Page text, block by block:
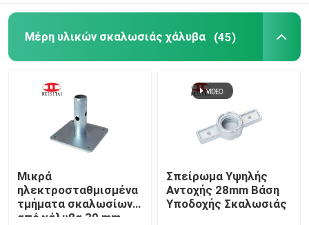
Σφυρηλατημένος υλικά σκαλωσιάς συζευκτήρας
Μίσχος βαλβίδων χάλυβα
Βασίλισσα Size Platform Bed
Μέρη υλικών σκαλωσιάς χάλυβα (45)
Μικρά
ηλεκτροσταθμισμένα
τμήματα σκαλωσίων
από χάλυβα 30 mm
Σπείρωμα Υψηλής
Αντοχής 28mm Βάση
Υποδοχής Σκαλωσιάς